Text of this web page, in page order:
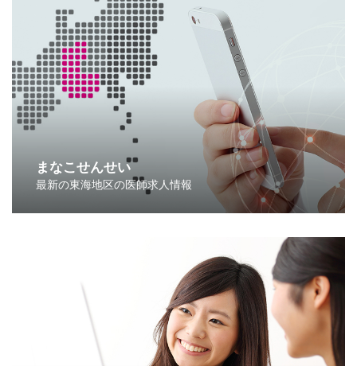
まなこせんせい
最新の東海地区の医師求人情報